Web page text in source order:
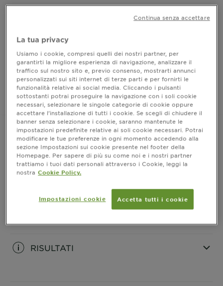
Garnier Ambre Solaire Super UV Vitamina C Fluido
3% di [Glicerina + Vitamina E + Vitamina Cg]. Questa
formula corregge e previene il colorito non uniforme e
dona luminosità alla pelle. Clinicamente testato,
riduce la visibilità delle macchie scure del -53%,
migliora la luminosità della pelle del +43% e la
levigatezza del +40% in 3 mesi.
ACQUISTA ORA
Dove acquistare
INFORMAZIONI PRODOTTO
CLOSE SUBPANEL
INGREDIENTI
CLOSE SUBPANEL
RISULTATI
La tua privacy
Usiamo i cookie, compresi quelli dei nostri partner, per
garantirti la migliore esperienza di navigazione, analizzare il
traffico sul nostro sito e, previo consenso, mostrarti annunci
personalizzati sui siti internet di terze parti e per fornirti le
funzionalità relative ai social media. Cliccando i pulsanti
sottostanti potrai proseguire la navigazione con i soli cookie
necessari, selezionare le singole categorie di cookie oppure
accettare l’installazione di tutti i cookie. Se scegli di chiudere il
banner senza selezionare i cookie, saranno mantenute le
impostazioni predefinite relative ai soli cookie necessari. Potrai
modificare le tue preferenze in ogni momento accedendo alla
sezione Impostazioni sui cookie presente nel footer della
Homepage. Per sapere di più su come noi e i nostri partner
trattiamo i tuoi dati personali attraverso i Cookie, leggi la
nostra Cookie Policy.
Impostazioni cookie Accetta tutti i cookie
Continua senza accettare